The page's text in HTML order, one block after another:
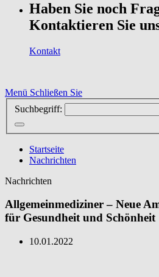
Haben Sie noch
Kontaktieren Sie
Kontakt
Menü Schließen Sie
Suchbegriff:
Startseite
Nachrichten
Nachrichten
Allgemeinmediziner – Neue
für Gesundheit und Schönheit
10.01.2022